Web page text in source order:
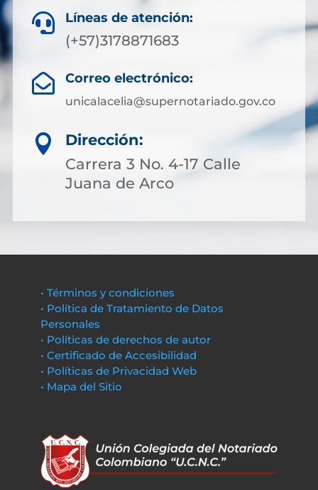
 Líneas de atención:
(+57)3178871683
 Correo electrónico:
unicalacelia@supernotariado.gov.co

Dirección:
Carrera 3 No. 4-17 Calle
Juana de Arco
• Términos y condiciones
• Política de Tratamiento de Datos
Personales
• Políticas de derechos de autor
• Certificado de Accesibilidad
• Políticas de Privacidad Web
• Mapa del Sitio